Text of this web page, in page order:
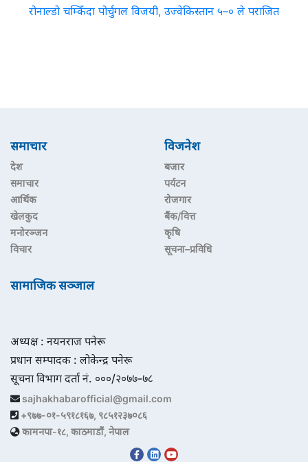
रोनाल्डो चम्किँदा पोर्चुगल विजयी, उज्वेकिस्तान ५–० ले पराजित
समाचार
देश
समाचार
आर्थिक
खेलकुद
मनोरञ्जन
विचार
विजनेश
बजार
पर्यटन
रोजगार
बैंक/वित्त
कृषि
सूचना–प्रविधि
सामाजिक सञ्जाल
अध्यक्ष : नयनराज पनेरू
प्रधान सम्पादक : लोकेन्द्र पनेरू
सूचना विभाग दर्ता नं. ०००/२०७७-७८
sajhakhabarofficial@gmail.com
+९७७-०१-५९१८१६७, ९८५१२३७०८६
कामनपा-१८, काठमाडौं, नेपाल